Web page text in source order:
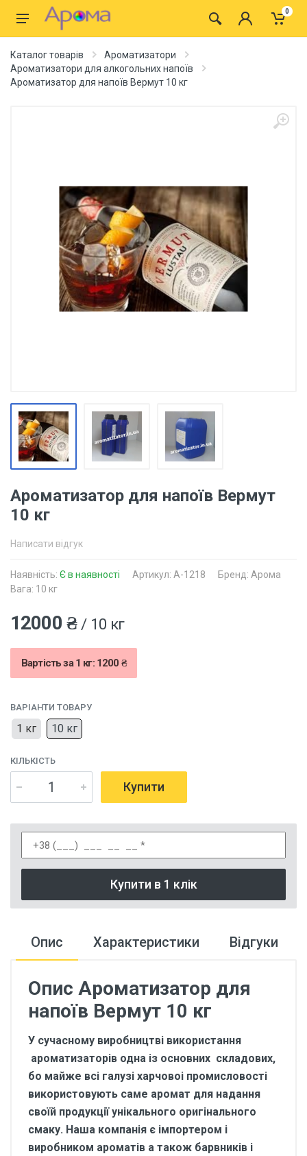
0
Каталог товарів
Ароматизатори
Ароматизатори для алкогольних напоїв
Ароматизатор для напоїв Вермут 10 кг
Ароматизатор для напоїв Вермут
10 кг
Написати відгук
Наявність: Є в наявності Артикул: A-1218
Бренд: Арома
Вага: 10 кг
12000 ₴/ 10 кг
Вартість за 1 кг: 1200 ₴
ВАРІАНТИ ТОВАРУ
1 кг 10 кг
КІЛЬКІСТЬ
Купити
Купити в 1 клік
Опис Характеристики Відгуки
Опис Ароматизатор для
напоїв Вермут 10 кг
У сучасному виробництві використання
ароматизаторів одна із основних складових,
бо майже всі галузі харчовоі промисловості
використовують саме аромат для надання
своїй продукції унікального оригінального
смаку. Наша компанія є імпортером і
виробником ароматів а також барвників і